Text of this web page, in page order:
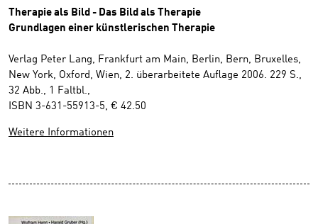
Therapie als Bild - Das Bild als Therapie
Grundlagen einer künstlerischen Therapie
Verlag Peter Lang, Frankfurt am Main, Berlin, Bern, Bruxelles,
New York, Oxford, Wien, 2. überarbeitete Auflage 2006. 229 S.,
32 Abb., 1 Faltbl.,
ISBN 3-631-55913-5, € 42.50
Weitere Informationen